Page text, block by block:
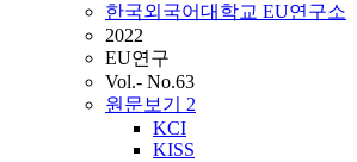
한국외국어대학교 EU연구소
2022
EU연구
Vol.- No.63
원문보기 2
KCI
KISS